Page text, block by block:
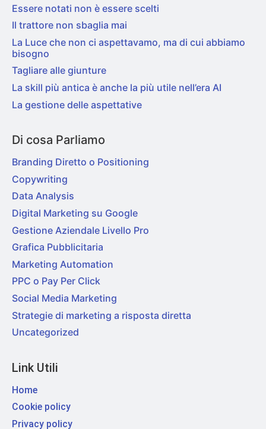
Essere notati non è essere scelti
Il trattore non sbaglia mai
La Luce che non ci aspettavamo, ma di cui abbiamo
bisogno
Tagliare alle giunture
La skill più antica è anche la più utile nell’era AI
La gestione delle aspettative
Di cosa Parliamo
Branding Diretto o Positioning
Copywriting
Data Analysis
Digital Marketing su Google
Gestione Aziendale Livello Pro
Grafica Pubblicitaria
Marketing Automation
PPC o Pay Per Click
Social Media Marketing
Strategie di marketing a risposta diretta
Uncategorized
Link Utili
Home
Cookie policy
Privacy policy